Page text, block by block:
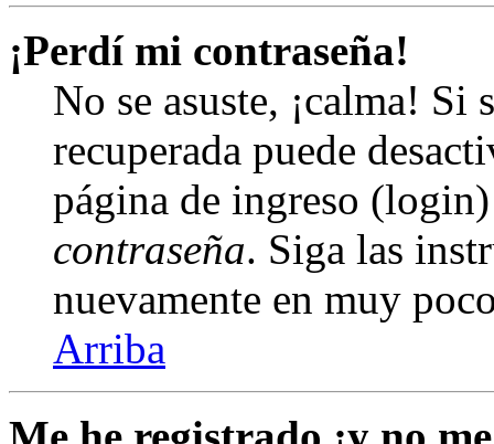
¡Perdí mi contraseña!
No se asuste, ¡calma! Si
recuperada puede
página de ingreso
contraseña. Siga las
nuevamente en muy
Arriba